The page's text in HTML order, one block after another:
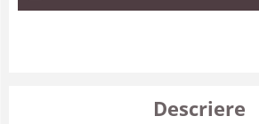
Descriere